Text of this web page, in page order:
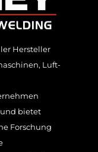
Hersteller
Luft-
bietet
Forschung